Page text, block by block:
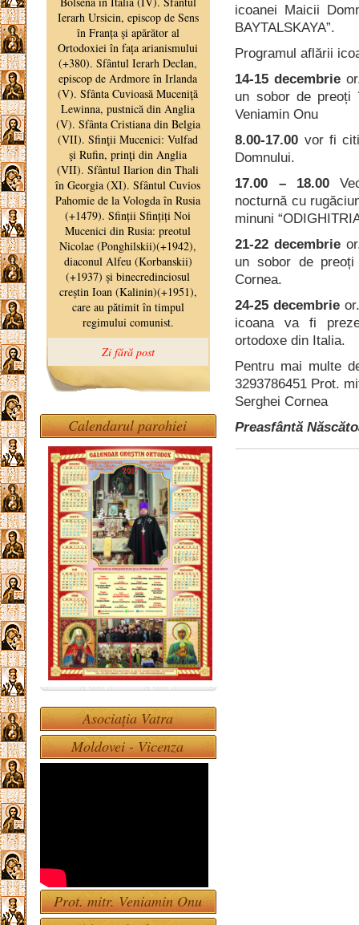
icoanei Maicii
BAYTALSKAYA”.
Programul aflării
14-15 decembrie
un sobor de preoți
Veniamin Onu
8.00-17.00 vor fi
Domnului.
17.00 – 18.00
nocturnă cu
minuni
21-22 decembrie
un sobor de
Cornea.
24-25 decembrie
icoana va fi
ortodoxe din Italia.
Pentru mai multe
3293786451 Prot.
Serghei Cornea
Preasfântă
Calendarul parohiei
Asociația Vatra
Moldovei - Vicenza
Prot. mitr. Veniamin Onu